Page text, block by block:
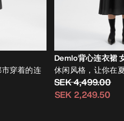
穿着的连
Demlo背心连衣裙
休闲风格，让你在
SEK 4,499.00
SEK 2,249.50